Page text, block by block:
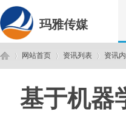
玛雅传媒
网站首页
›
资讯列表
›
资讯
基于机器